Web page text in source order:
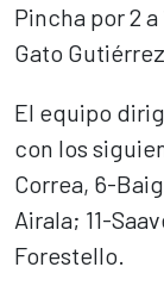
Pincha por 2
Gato Gutiérrez.
El equipo
con los
Correa, 6-
Airala; 11-
Forestello.